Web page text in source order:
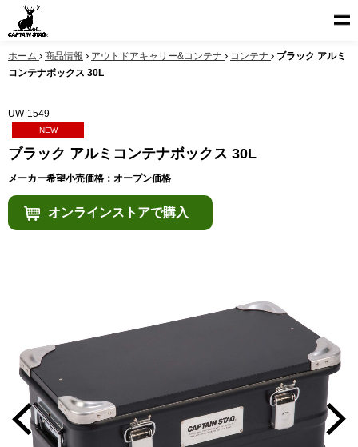
ホーム 商品情報 アウトドアキャリー&コンテナ コンテナ
ブラック アルミ
コンテナボックス 30L
UW-1549
NEW
ブラック アルミコンテナボックス 30L
メーカー希望小売価格：オープン価格
オンラインストアで購入